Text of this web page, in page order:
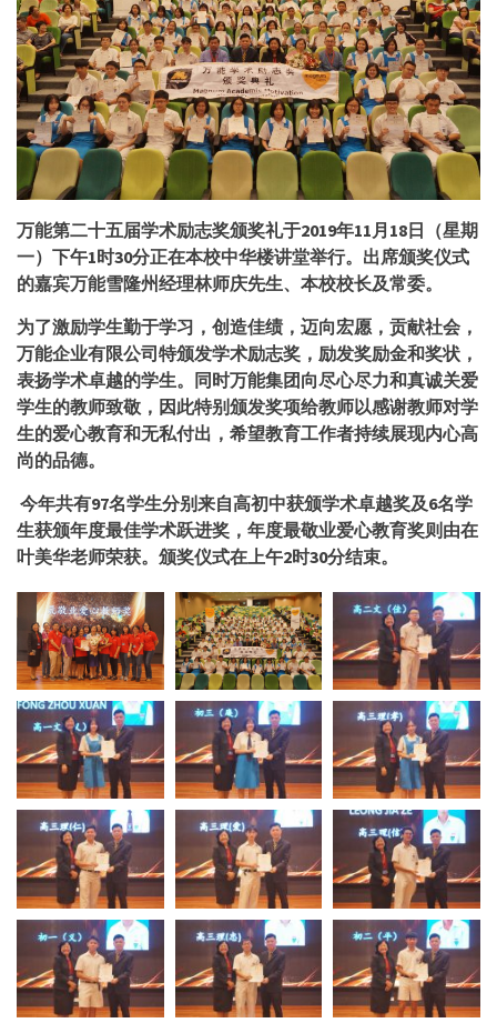
万能第二十五届学术励志奖颁奖礼于2019年11 月 18日（星期
一）下午1时30分正在本校中华楼讲堂举行。出席颁奖仪式
的嘉宾万能雪隆州经理林师庆先生、本校校长及常委。
为了激励学生勤于学习，创造佳绩，迈向宏愿，贡献社会，
万能企业有限公司特颁发学术励志奖，励发奖励金和奖状，
表扬学术卓越的学生。同时万能集团向尽心尽力和真诚关爱
学生的教师致敬，因此特别颁发奖项给教师以感谢教师对学
生的爱心教育和无私付出，希望教育工作者持续展现内心高
尚的品德。
今年共有97名学生分别来自高初中获颁学术卓越奖及6名学
生获颁年度最佳学术跃进奖，年度最敬业爱心教育奖则由在
叶美华老师荣获。颁奖仪式在上午2时30分结束。